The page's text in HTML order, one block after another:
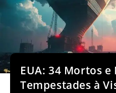
EUA: 34 Mortos e
Tempestades à